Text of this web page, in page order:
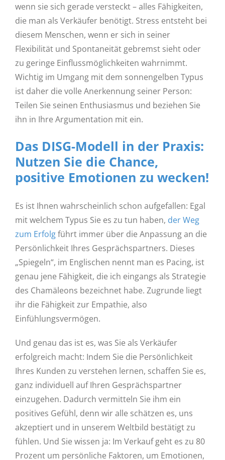
wenn sie sich gerade versteckt – alles Fähigkeiten,
die man als Verkäufer benötigt. Stress entsteht bei
diesem Menschen, wenn er sich in seiner
Flexibilität und Spontaneität gebremst sieht oder
zu geringe Einflussmöglichkeiten wahrnimmt.
Wichtig im Umgang mit dem sonnengelben Typus
ist daher die volle Anerkennung seiner Person:
Teilen Sie seinen Enthusiasmus und beziehen Sie
ihn in Ihre Argumentation mit ein.
Das DISG-Modell in der Praxis:
Nutzen Sie die Chance,
positive Emotionen zu wecken!
Es ist Ihnen wahrscheinlich schon aufgefallen: Egal
mit welchem Typus Sie es zu tun haben, der Weg
zum Erfolgführt immer über die Anpassung an die
Persönlichkeit Ihres Gesprächspartners. Dieses
„Spiegeln“, im Englischen nennt man es Pacing, ist
genau jene Fähigkeit, die ich eingangs als Strategie
des Chamäleons bezeichnet habe. Zugrunde liegt
ihr die Fähigkeit zur Empathie, also
Einfühlungsvermögen.
Und genau das ist es, was Sie als Verkäufer
erfolgreich macht: Indem Sie die Persönlichkeit
Ihres Kunden zu verstehen lernen, schaffen Sie es,
ganz individuell auf Ihren Gesprächspartner
einzugehen. Dadurch vermitteln Sie ihm ein
positives Gefühl, denn wir alle schätzen es, uns
akzeptiert und in unserem Weltbild bestätigt zu
fühlen. Und Sie wissen ja: Im Verkauf geht es zu 80
Prozent um persönliche Faktoren, um Emotionen,